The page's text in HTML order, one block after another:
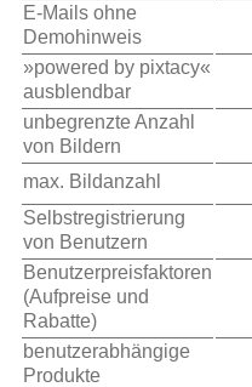
E-Mails ohne
Demohinweis
»powered by pixtacy«
ausblendbar
unbegrenzte Anzahl
von Bildern
max. Bildanzahl
Selbstregistrierung
von Benutzern
Benutzerpreisfaktoren
(Aufpreise und
Rabatte)
benutzerabhängige
Produkte